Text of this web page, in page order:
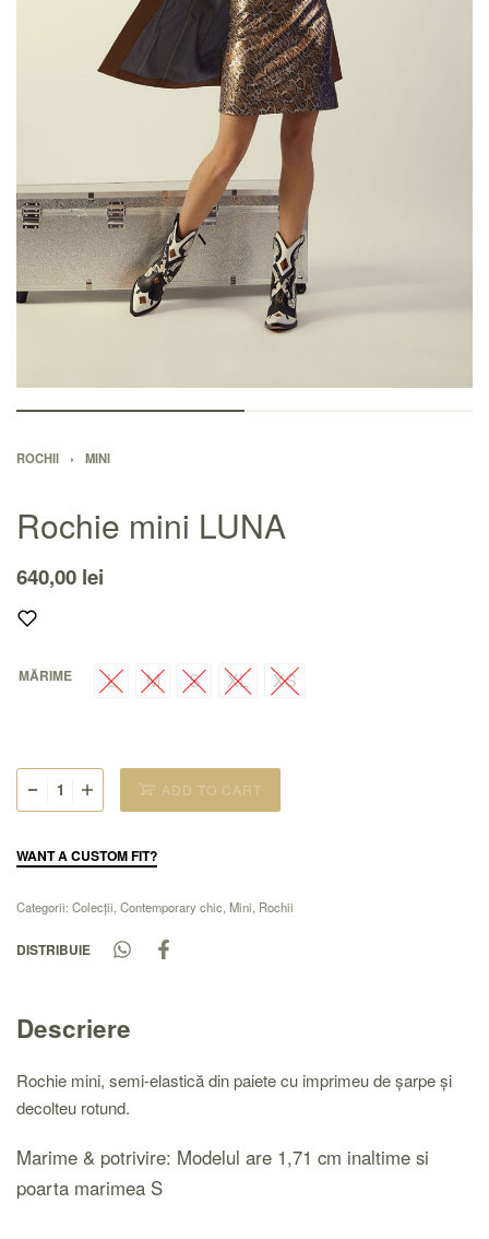
ROCHII › MINI
Rochie mini LUNA
640,00 lei
MĂRIME L M S XL XS
ADD TO CART
WANT A CUSTOM FIT?
Categorii: Colecții, Contemporary chic, Mini, Rochii
DISTRIBUIE
Descriere
Rochie mini, semi-elastică din paiete cu imprimeu de șarpe și
decolteu rotund.
Marime & potrivire: Modelul are 1,71 cm inaltime si
poarta marimea S